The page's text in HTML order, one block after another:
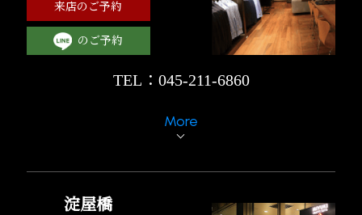
来店のご予約
のご予約
TEL：045-211-6860
More
淀屋橋